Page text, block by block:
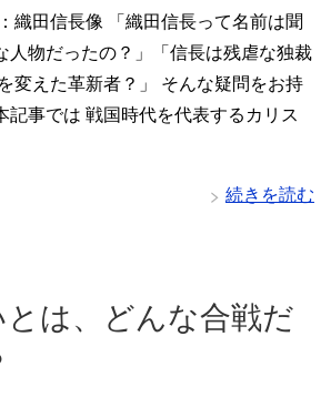
織田信長像 「織田信長って名前は聞
人物だったの？」「信長は残虐な独裁
変えた革新者？」 そんな疑問をお持
記事では 戦国時代を代表するカリス
続きを読む
は、どんな合戦だ